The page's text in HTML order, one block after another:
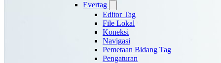
Evertag
Editor Tag
File Lokal
Koneksi
Navigasi
Pemetaan Bidang Tag
Pengaturan